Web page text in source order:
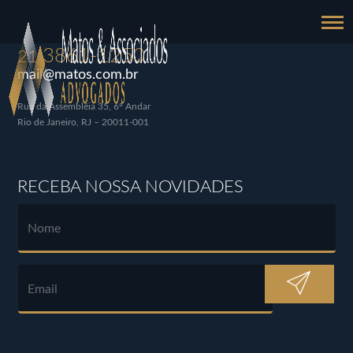
213861-1250
mail@matos.com.br
Rua da Assembléia 35, 6º Andar
Rio de Janeiro, RJ – 20011-001
RECEBA NOSSA NOVIDADES